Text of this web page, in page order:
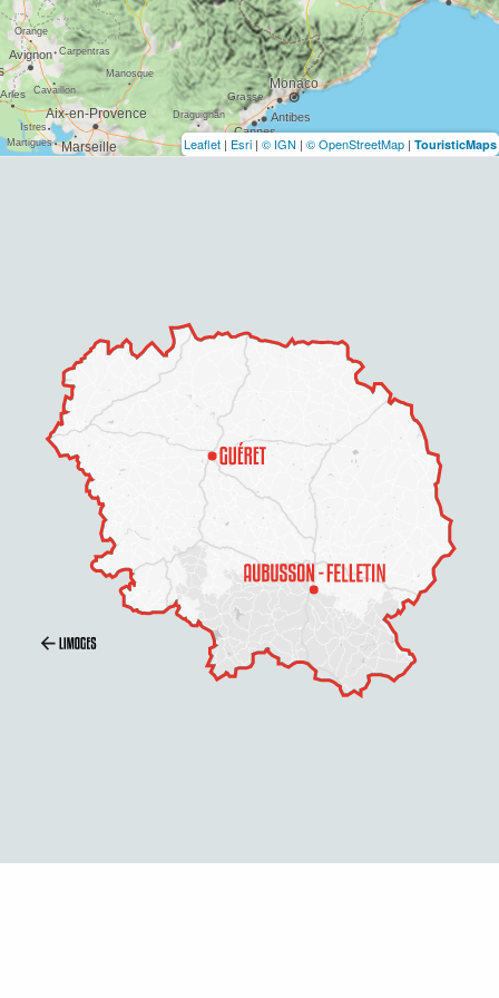
Leaflet | Esri | © IGN | © OpenStreetMap | TouristicMaps